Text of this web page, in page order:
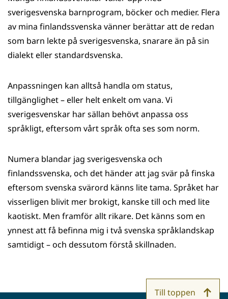
sverigesvenska barnprogram, böcker och medier. Flera
av mina finlandssvenska vänner berättar att de redan
som barn lekte på sverigesvenska, snarare än på sin
dialekt eller standardsvenska.
Anpassningen kan alltså handla om status,
tillgänglighet – eller helt enkelt om vana. Vi
sverigesvenskar har sällan behövt anpassa oss
språkligt, eftersom vårt språk ofta ses som norm.
Numera blandar jag sverigesvenska och
finlandssvenska, och det händer att jag svär på finska
eftersom svenska svärord känns lite tama. Språket har
visserligen blivit mer brokigt, kanske till och med lite
kaotiskt. Men framför allt rikare. Det känns som en
ynnest att få befinna mig i två svenska språklandskap
samtidigt – och dessutom förstå skillnaden.
Till toppen